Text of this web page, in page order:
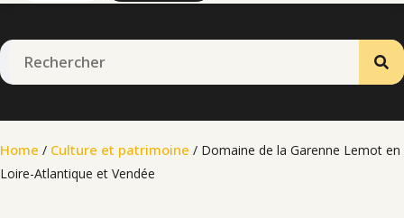
Home / Culture et patrimoine / Domaine de la Garenne Lemot en
Loire-Atlantique et Vendée